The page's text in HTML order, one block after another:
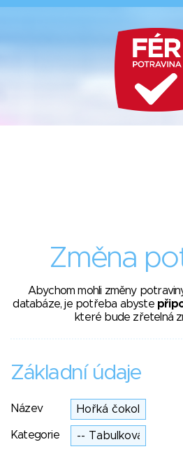
Změna
Abychom mohli změny
databáze, je potřeba abyste
které bude zřetelná
Základní údaje
Název
Kategorie